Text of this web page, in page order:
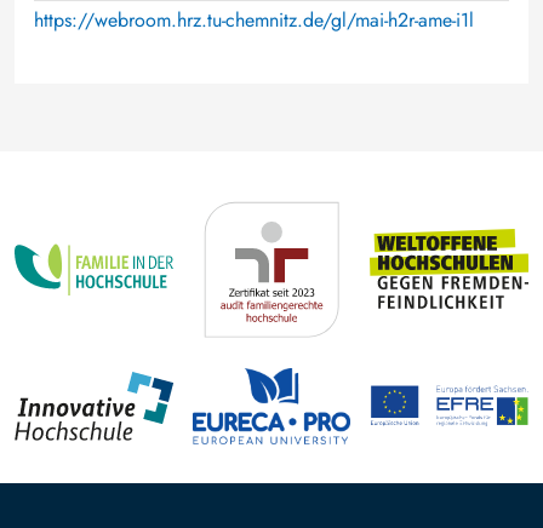
https://webroom.hrz.tu-chemnitz.de/gl/mai-h2r-ame-i1l